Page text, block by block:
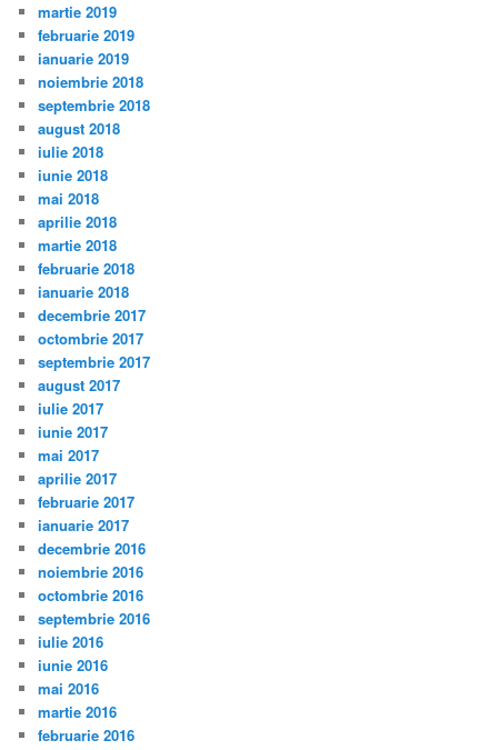
martie 2019
februarie 2019
ianuarie 2019
noiembrie 2018
septembrie 2018
august 2018
iulie 2018
iunie 2018
mai 2018
aprilie 2018
martie 2018
februarie 2018
ianuarie 2018
decembrie 2017
octombrie 2017
septembrie 2017
august 2017
iulie 2017
iunie 2017
mai 2017
aprilie 2017
februarie 2017
ianuarie 2017
decembrie 2016
noiembrie 2016
octombrie 2016
septembrie 2016
iulie 2016
iunie 2016
mai 2016
martie 2016
februarie 2016